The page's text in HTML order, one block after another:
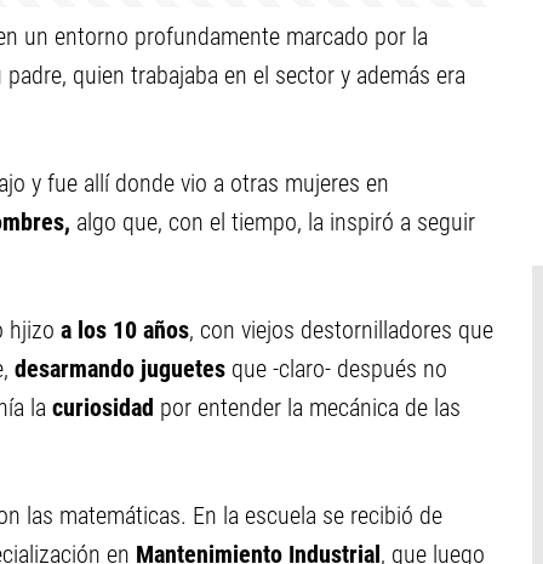
un entorno profundamente marcado por la
quien trabajaba en el sector y además era
y fue allí donde vio a otras mujeres en
algo que, con el tiempo, la inspiró a seguir
hjizo a los 10 años, con viejos destornilladores que
desarmando juguetes que -claro- después no
la curiosidad por entender la mecánica de las
las matemáticas. En la escuela se recibió de
en Mantenimiento Industrial, que luego